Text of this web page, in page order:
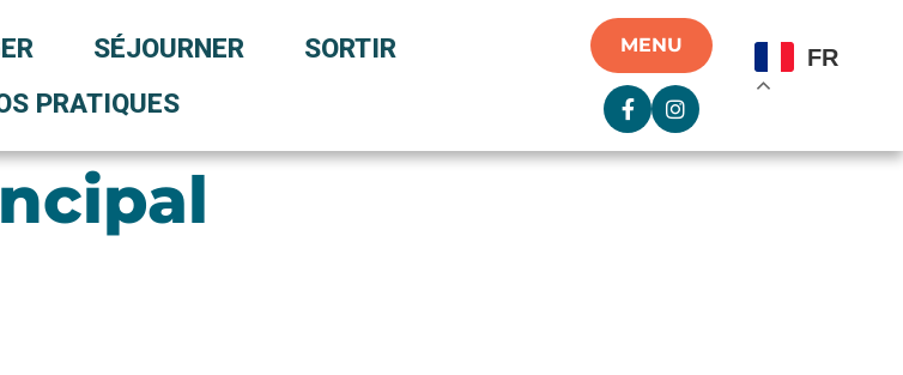
SÉJOURNER
SORTIR
PRATIQUES
MENU FR